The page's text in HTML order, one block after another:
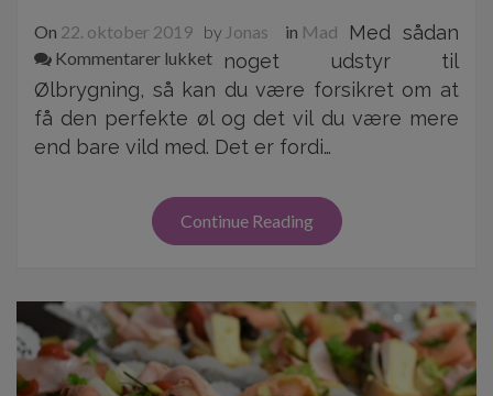
On 22. oktober 2019 by Jonas in Mad
Kommentarer lukkettil
Ølbrygning
er
bare
Med sådan
noget udstyr til
Ølbrygning, så kan du være forsikret om at
få den perfekte øl og det vil du være mere
end bare vild med. Det er fordi…
Continue Reading